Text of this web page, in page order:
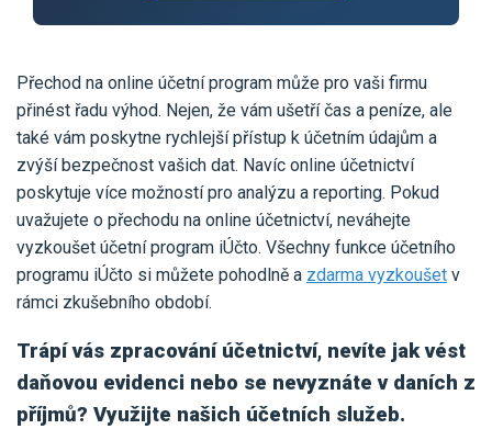
Přechod na online účetní program může pro vaši firmu
přinést řadu výhod. Nejen, že vám ušetří čas a peníze, ale
také vám poskytne rychlejší přístup k účetním údajům a
zvýší bezpečnost vašich dat. Navíc online účetnictví
poskytuje více možností pro analýzu a reporting. Pokud
uvažujete o přechodu na online účetnictví, neváhejte
vyzkoušet účetní program iÚčto. Všechny funkce účetního
programu iÚčto si můžete pohodlně a zdarma vyzkoušet v
rámci zkušebního období.
Trápí vás zpracování účetnictví, nevíte jak vést
daňovou evidenci nebo se nevyznáte v daních z
příjmů? Využijte našich účetních služeb.